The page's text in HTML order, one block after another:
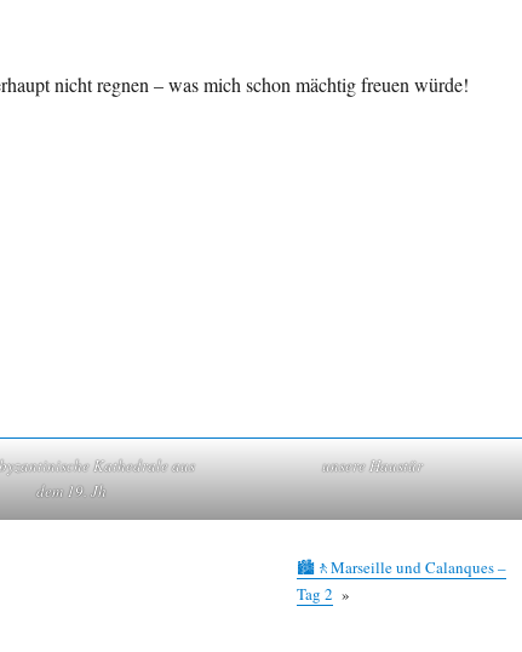
nicht regnen – was mich schon mächtig freuen würde!
Kathedrale aus
dem 19. Jh
unsere Haustür
🏙🚶Marseille und Calanques –
Tag 2 »